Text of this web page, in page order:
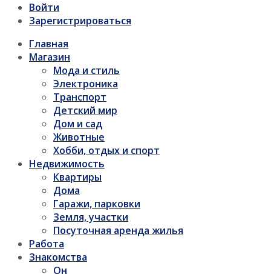
Войти
Зарегистрироваться
Главная
Магазин
Мода и стиль
Электроника
Транспорт
Детский мир
Дом и сад
Животные
Хобби, отдых и спорт
Недвижимость
Квартиры
Дома
Гаражи, парковки
Земля, участки
Посуточная аренда жилья
Работа
Знакомства
Он